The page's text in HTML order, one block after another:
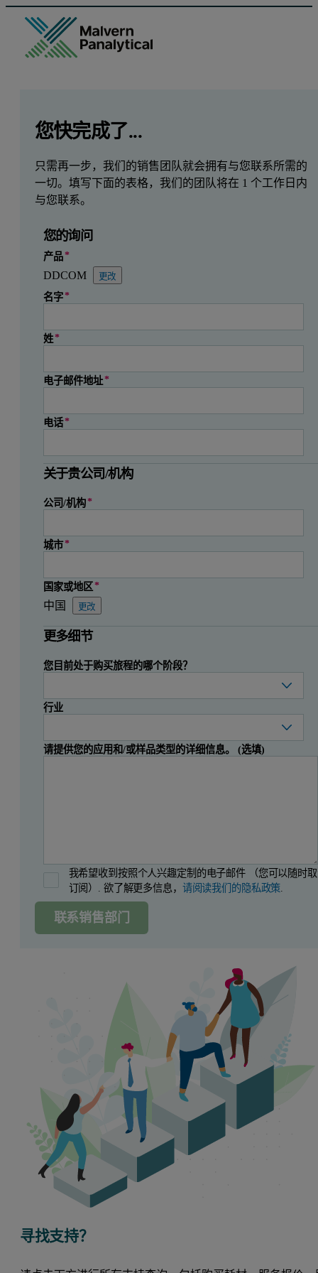
您快完成了...
只需再一步，我们的销售团队就会拥有与您联系所需的
一切。填写下面的表格，我们的团队将在 1 个工作日内
与您联系。
您的询问
产品
DDCOM 更改
名字
姓
电子邮件地址
电话
关于贵公司/机构
公司/机构
城市
国家或地区
中国 更改
状态
邮政编码
省份
州（印度）
州（巴西）
州（墨西哥）
县
地区/部门
省
省
州/地区
省
更多细节
您目前处于购买旅程的哪个阶段？
行业
请提供您的应用和/或样品类型的详细信息。 (选填)
我希望收到按照个人兴趣定制的电子邮件 （您可以随时
订阅）. 欲了解更多信息， 请阅读我们的隐私政策
联系销售部门
寻找支持？